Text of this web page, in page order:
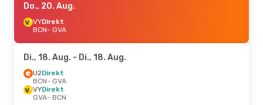
Do., 20. Aug.
VYDirekt
BCN- GVA
Di., 18. Aug. - Di., 18. Aug.
U2Direkt
BCN- GVA
VYDirekt
GVA- BCN